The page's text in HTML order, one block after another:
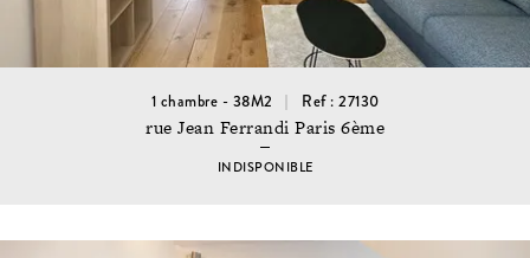
1 chambre - 38M2 Ref : 27130
rue Jean Ferrandi Paris 6ème
INDISPONIBLE